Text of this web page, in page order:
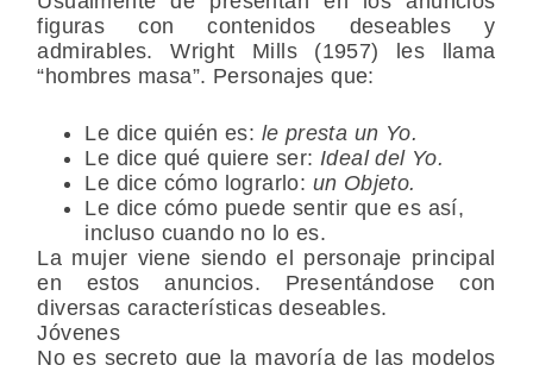
figuras con contenidos deseables y
admirables. Wright Mills (1957) les llama
“hombres masa”. Personajes que:
Le dice quién es: le presta un Yo.
Le dice qué quiere ser: Ideal del Yo.
Le dice cómo lograrlo: un Objeto.
Le dice cómo puede sentir que es así,
incluso cuando no lo es.
La mujer viene siendo el personaje principal
en estos anuncios. Presentándose con
diversas características deseables.
Jóvenes
No es secreto que la mayoría de las modelos